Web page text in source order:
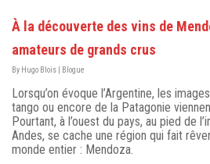
À la découverte des vins de
amateurs de grands crus
By Hugo Blois Blogue
Lorsqu’on évoque l’Argentine, les
tango ou encore de la Patagonie
Pourtant, à l’ouest du pays, au pied de
Andes, se cache une région qui fait
monde entier : Mendoza.